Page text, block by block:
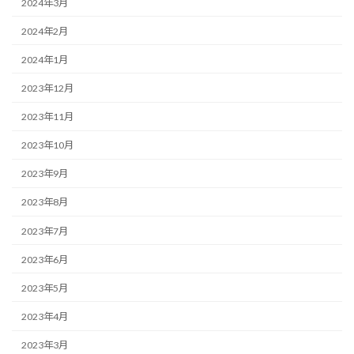
2024年3月
2024年2月
2024年1月
2023年12月
2023年11月
2023年10月
2023年9月
2023年8月
2023年7月
2023年6月
2023年5月
2023年4月
2023年3月